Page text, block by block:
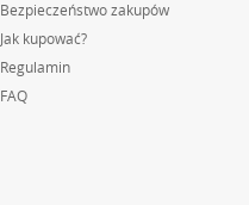
Bezpieczeństwo zakupów
Jak kupować?
Regulamin
FAQ